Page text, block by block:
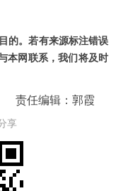
的。若有来源标注错误
本网联系，我们将及时
责任编辑：郭霞
享